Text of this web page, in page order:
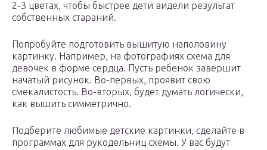
2-3 цветах, чтобы быстрее дети видели результат
собственных стараний.
Попробуйте подготовить вышитую наполовину
картинку. Например, на фотографиях схема для
девочек в форме сердца. Пусть ребенок завершит
начатый рисунок. Во-первых, проявит свою
смекалистость. Во-вторых, будет думать логически,
как вышить симметрично.
Подберите любимые детские картинки, сделайте в
программах для рукодельниц схемы. У вас будут